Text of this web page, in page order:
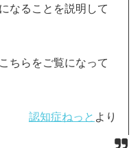
なることを説明して
ちらをご覧になって
認知症ねっと より